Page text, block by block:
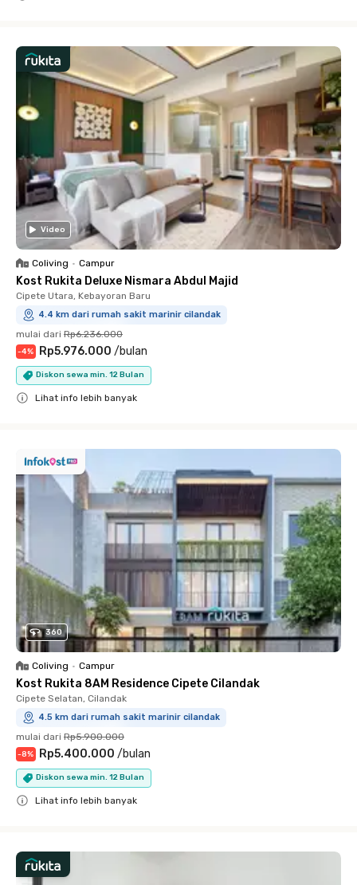
Video
Coliving • Campur
Kost Rukita Deluxe Nismara Abdul Majid
Cipete Utara, Kebayoran Baru
4.4 km dari rumah sakit marinir cilandak
mulai dari Rp6.236.000
-4% Rp5.976.000 /bulan
Diskon sewa min. 12 Bulan
Lihat info lebih banyak
360
Coliving • Campur
Kost Rukita 8AM Residence Cipete Cilandak
Cipete Selatan, Cilandak
4.5 km dari rumah sakit marinir cilandak
mulai dari Rp5.900.000
-8% Rp5.400.000 /bulan
Diskon sewa min. 12 Bulan
Lihat info lebih banyak